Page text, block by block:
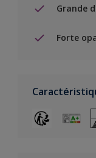
Grande
Forte